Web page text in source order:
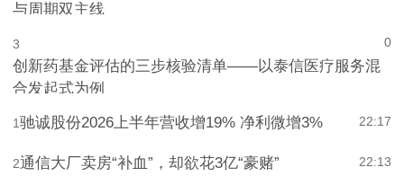
与周期双主线
0
3
创新药基金评估的三步核验清单——以泰信医疗服务混
合发起式为例
22:17
1驰诚股份2026上半年营收增19% 净利微增3%
22:13
2通信大厂卖房“补血”，却欲花3亿“豪赌”